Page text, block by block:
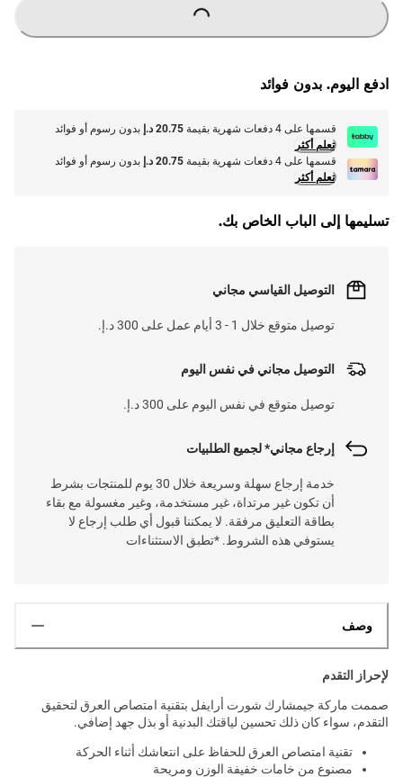
ادفع اليوم. بدون فوائد
قسمها على 4 دفعات شهرية بقيمة 20.75 د.إ
بدون رسوم أو فوائد
تعلم أكثر
قسمها على 4 دفعات شهرية بقيمة
20.75 د.إ
بدون رسوم أو فوائد
تعلم أكثر
تسليمها إلى الباب الخاص بك.
التوصيل القياسي مجاني
توصيل متوقع خلال 1 - 3 أيام عمل على 300 د.إ.
التوصيل مجاني في نفس اليوم
توصيل متوقع في نفس اليوم على 300 د.إ.
إرجاع مجاني* لجميع الطلبيات
خدمة إرجاع سهلة وسريعة خلال 30 يوم للمنتجات بشرط
أن تكون غير مرتداة، غير مستخدمة، وغير مغسولة مع بقاء
بطاقة التعليق مرفقة. لا يمكننا قبول أي طلب إرجاع لا
يستوفي هذه الشروط. *تطبق الاستثناءات
وصف
لإحراز التقدم
صممت ماركة جيمشارك شورت أرايفل بتقنية امتصاص العرق لتحقيق
التقدم، سواء كان ذلك تحسين لياقتك البدنية أو بذل جهد إضافي.
تقنية امتصاص العرق للحفاظ على انتعاشك أثناء الحركة
مصنوع من خامات خفيفة الوزن ومريحة